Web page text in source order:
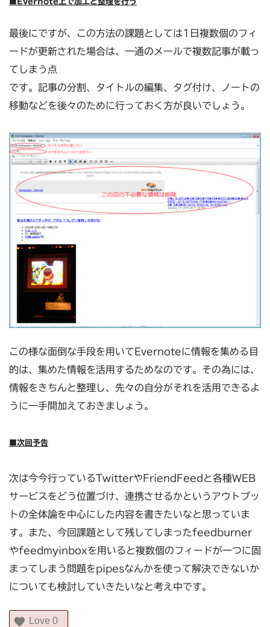
■Evernote上で加工と整理を行う
最後にですが、この方法の課題としては1日複数個のフィ
ードが更新された場合は、一通のメールで複数記事が載っ
てしまう点
です。記事の分割、タイトルの編集、タグ付け、ノートの
移動などを後々のために行っておく方が良いでしょう。
この様な面倒な手段を用いてEvernoteに情報を集める目
的は、集めた情報を活用するためなのです。その為には、
情報をきちんと整理し、先々の自分がそれを活用できるよ
うに一手間加えておきましょう。
■次回予告
次は今今行っているTwitterやFriendFeedと各種WEB
サービスをどう位置づけ、連携させるかというアウトプッ
トの全体論を中心にした内容を書きたいなと思っていま
す。また、今回課題として残してしまったfeedburner
やfeedmyinboxを用いると複数個のフィードが一つに固
まってしまう問題をpipesなんかを使って解決できないか
についても検討していきたいなと考え中です。
Love 0